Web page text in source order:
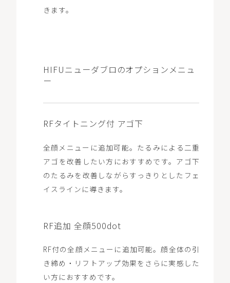
きます。
HIFUニューダブロのオプションメニュ
ー
RFタイトニング付 アゴ下
全顔メニューに追加可能。たるみによる二重
アゴを改善したい方におすすめです。アゴ下
のたるみを改善しながらすっきりとしたフェ
イスラインに導きます。
RF追加 全顔500dot
RF付の全顔メニューに追加可能。顔全体の引
き締め・リフトアップ効果をさらに実感した
い方におすすめです。